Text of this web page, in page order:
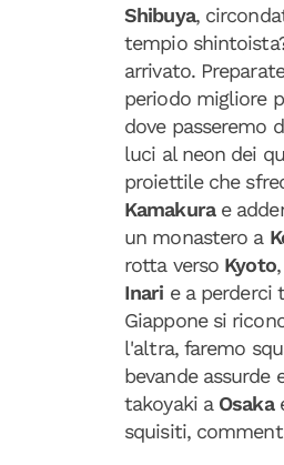
Shibuya,
tempio
arrivato.
periodo migliore
dove passeremo
luci al neon dei
proiettile che
Kamakura e
un monastero a
rotta verso Kyoto
Inari e a perderci
Giappone si
l'altra, faremo
bevande assurde
takoyaki a Osaka
squisiti,